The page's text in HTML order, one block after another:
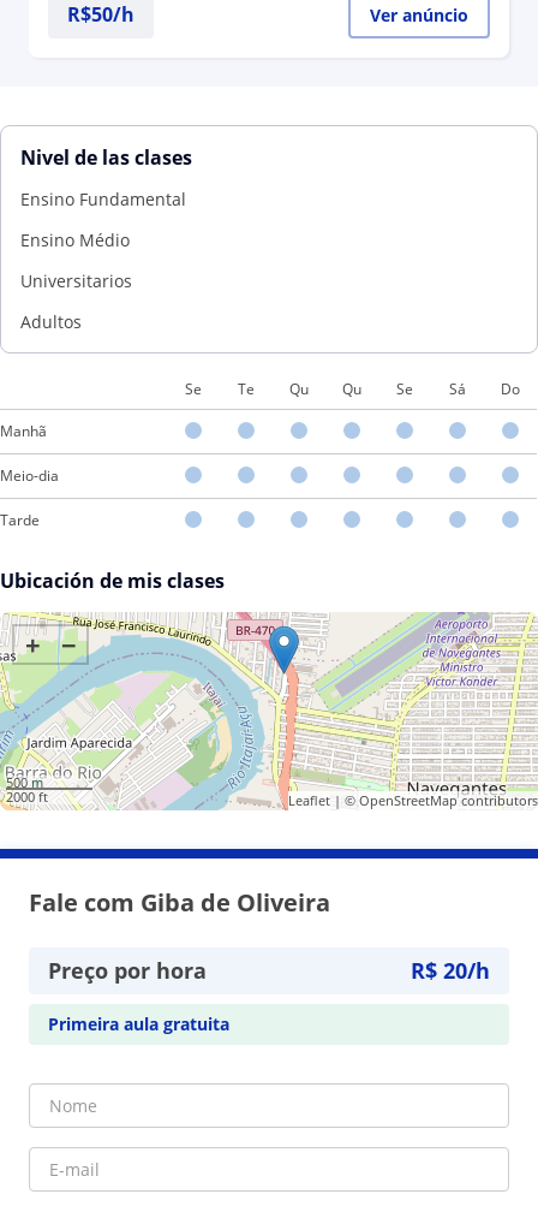
R$50/h Ver anúncio
Nivel de las clases
Ensino Fundamental
Ensino Médio
Universitarios
Adultos
Se Te Qu Qu Se Sá Do
Manhã
Meio-dia
Tarde
Ubicación de mis clases
+ −
500 m
2000 ft
Leaflet| © OpenStreetMapcontributors
Fale com Giba de Oliveira
Preço por hora R$ 20/h
Primeira aula gratuita